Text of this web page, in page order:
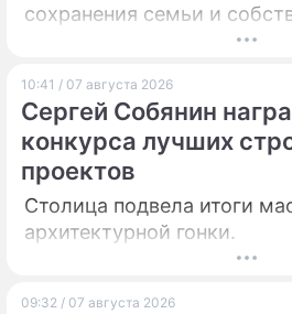
сохранения семьи и
10:41 / 07 августа 2026
Сергей Собянин
конкурса лучших
проектов
Столица подвела итоги
архитектурной гонки.
09:32 / 07 августа 2026